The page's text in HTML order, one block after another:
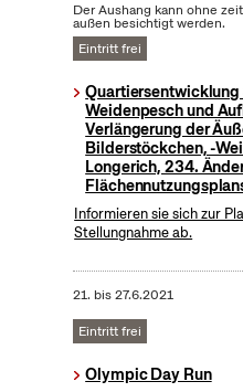
Der Aushang kann ohne
außen besichtigt werden.
Eintritt frei
Quartiersentwicklung
Weidenpesch und
Verlängerung der
Bilderstöckchen, -
Longerich, 234.
Informieren sie sich zur
Stellungnahme ab.
21. bis27.6.2021
Eintritt frei
Olympic Day Run